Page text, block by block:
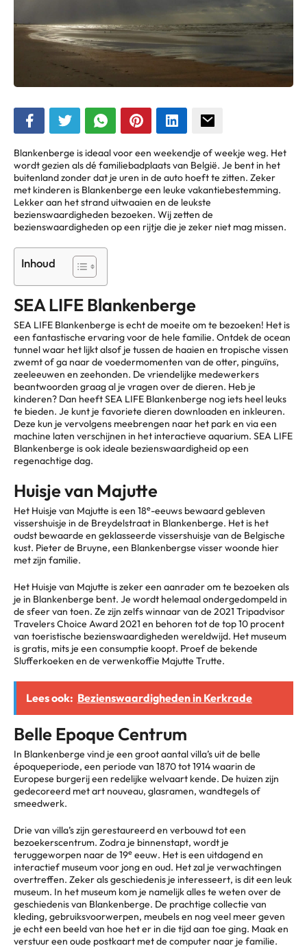
Blankenberge is ideaal voor een weekendje of weekje weg. Het
wordt gezien als dé familiebadplaats van België. Je bent in het
buitenland zonder dat je uren in de auto hoeft te zitten. Zeker
met kinderen is Blankenberge een leuke vakantiebestemming.
Lekker aan het strand uitwaaien en de leukste
bezienswaardigheden bezoeken. Wij zetten de
bezienswaardigheden op een rijtje die je zeker niet mag missen.
Inhoud
SEA LIFE Blankenberge
SEA LIFE Blankenberge is echt de moeite om te bezoeken! Het is
een fantastische ervaring voor de hele familie. Ontdek de ocean
tunnel waar het lijkt alsof je tussen de haaien en tropische vissen
zwemt of ga naar de voedermomenten van de otter, pinguïns,
zeeleeuwen en zeehonden. De vriendelijke medewerkers
beantwoorden graag al je vragen over de dieren. Heb je
kinderen? Dan heeft SEA LIFE Blankenberge nog iets heel leuks
te bieden. Je kunt je favoriete dieren downloaden en inkleuren.
Deze kun je vervolgens meebrengen naar het park en via een
machine laten verschijnen in het interactieve aquarium. SEA LIFE
Blankenberge is ook ideale bezienswaardigheid op een
regenachtige dag.
Huisje van Majutte
Het Huisje van Majutte is een 18e-eeuws bewaard gebleven
vissershuisje in de Breydelstraat in Blankenberge. Het is het
oudst bewaarde en geklasseerde vissershuisje van de Belgische
kust. Pieter de Bruyne, een Blankenbergse visser woonde hier
met zijn familie.
Het Huisje van Majutte is zeker een aanrader om te bezoeken als
je in Blankenberge bent. Je wordt helemaal ondergedompeld in
de sfeer van toen. Ze zijn zelfs winnaar van de 2021 Tripadvisor
Travelers Choice Award 2021 en behoren tot de top 10 procent
van toeristische bezienswaardigheden wereldwijd. Het museum
is gratis, mits je een consumptie koopt. Proef de bekende
Slufferkoeken en de verwenkoffie Majutte Trutte.
Lees ook: Bezienswaardigheden in Kerkrade
Belle Epoque Centrum
In Blankenberge vind je een groot aantal villa’s uit de belle
époqueperiode, een periode van 1870 tot 1914 waarin de
Europese burgerij een redelijke welvaart kende. De huizen zijn
gedecoreerd met art nouveau, glasramen, wandtegels of
smeedwerk.
Drie van villa’s zijn gerestaureerd en verbouwd tot een
bezoekerscentrum. Zodra je binnenstapt, wordt je
teruggeworpen naar de 19e eeuw. Het is een uitdagend en
interactief museum voor jong en oud. Het zal je verwachtingen
overtreffen. Zeker als geschiedenis je interesseert, is dit een leuk
museum. In het museum kom je namelijk alles te weten over de
geschiedenis van Blankenberge. De prachtige collectie van
kleding, gebruiksvoorwerpen, meubels en nog veel meer geven
je echt een beeld van hoe het er in die tijd aan toe ging. Maak en
verstuur een oude postkaart met de computer naar je familie.